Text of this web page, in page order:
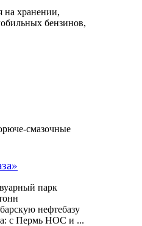
на хранении,
бензинов,
смазочные
парк
нефтебазу
с Пермь НОС и ...